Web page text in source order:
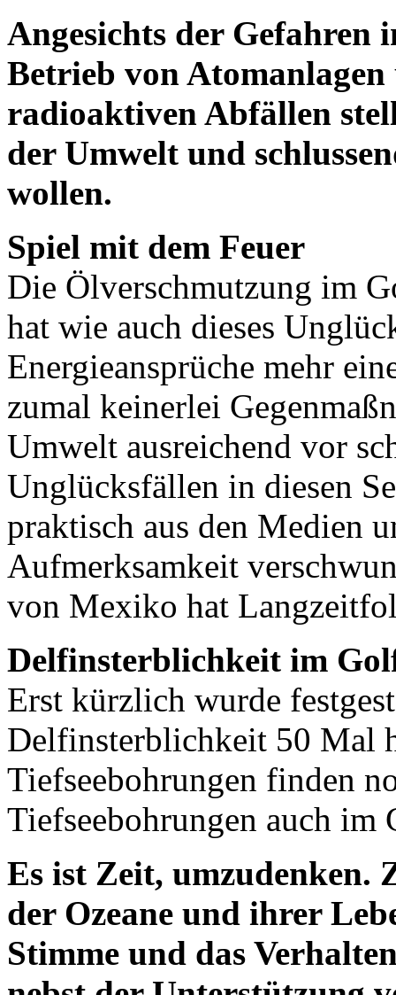
Angesichts der Gefahren
Betrieb von
radioaktiven Abfällen
der Umwelt und
wollen.
Spiel mit dem Feuer
Die Ölverschmutzung im
hat wie auch dieses
Energieansprüche mehr
zumal keinerlei
Umwelt ausreichend vor
Unglücksfällen in diesen
praktisch aus den Medien
Aufmerksamkeit
von Mexiko hat
Delfinsterblichkeit im
Erst kürzlich wurde
Delfinsterblichkeit 50 Mal
Tiefseebohrungen finden
Tiefseebohrungen auch
Es ist Zeit, umzudenken.
der Ozeane und ihrer
Stimme und das